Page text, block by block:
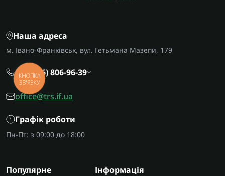
Наша адреса
м. Івано-Франківськ, вул. Гетьмана Мазепи, 179
+38 (096) 806-96-39
office@trs.if.ua
Графік роботи
Пн-Пт: з 09:00 до 18:00
Популярне Інформація
КНОПКА
ЗВ'ЯЗКУ